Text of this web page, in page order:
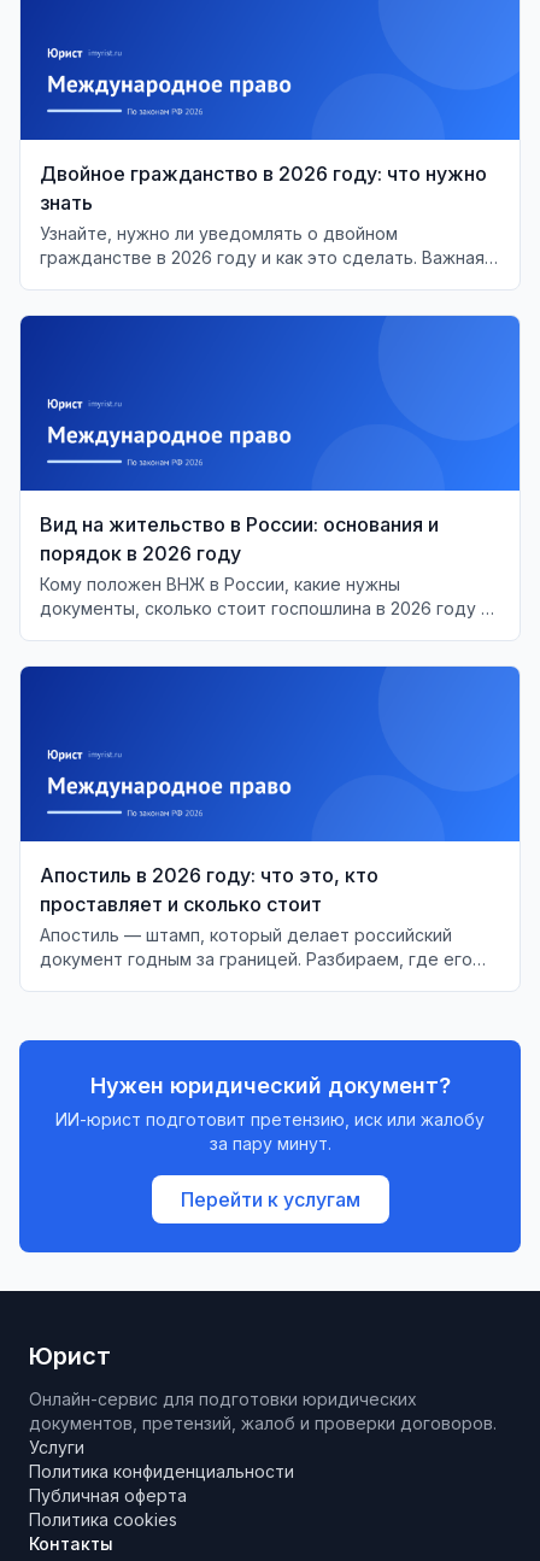
Двойное гражданство в 2026 году: что нужно
знать
Узнайте, нужно ли уведомлять о двойном
гражданстве в 2026 году и как это сделать. Важная
Вид на жительство в России: основания и
порядок в 2026 году
Кому положен ВНЖ в России, какие нужны
документы, сколько стоит госпошлина в 2026 году и
Апостиль в 2026 году: что это, кто
проставляет и сколько стоит
Апостиль — штамп, который делает российский
документ годным за границей. Разбираем, где его
Нужен юридический документ?
ИИ-юрист подготовит претензию, иск или жалобу
за пару минут.
Перейти к услугам
Юрист
Онлайн-сервис для подготовки юридических
документов, претензий, жалоб и проверки договоров.
Услуги
Политика конфиденциальности
Публичная оферта
Политика cookies
Контакты